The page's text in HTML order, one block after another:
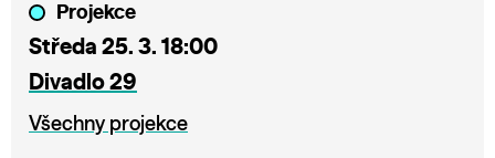
Projekce
Středa 25. 3. 18:00
Divadlo 29
Všechny projekce